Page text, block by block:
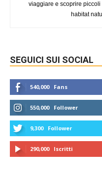
viaggiare e scoprire
habitat
SEGUICI SUI SOCIAL
540,000 Fans
550,000 Follower
9,300 Follower
290,000 Iscritti